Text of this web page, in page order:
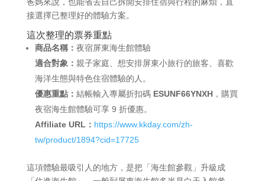
接選擇已整理好的體驗方案。
這次整理的票券重點
商品名稱： 夜宿屏東海生館體驗
適合對象： 親子家庭、想安排屏東小旅行的旅客、喜歡
海洋生態與特色住宿體驗的人。
優惠重點： 結帳輸入專屬折扣碼 ESUNF66YNXH，購買
夜宿海生館體驗可享 9 折優惠。
Affiliate URL： https://www.kkday.com/zh-
tw/product/1894?cid=17725
這項體驗最吸引人的地方，是把「海生館參觀」升級成